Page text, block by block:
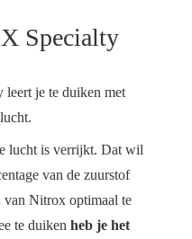
Specialty
je te duiken met
lucht is verrijkt. Dat wil
van de zuurstof
van Nitrox optimaal te
te duiken heb je het